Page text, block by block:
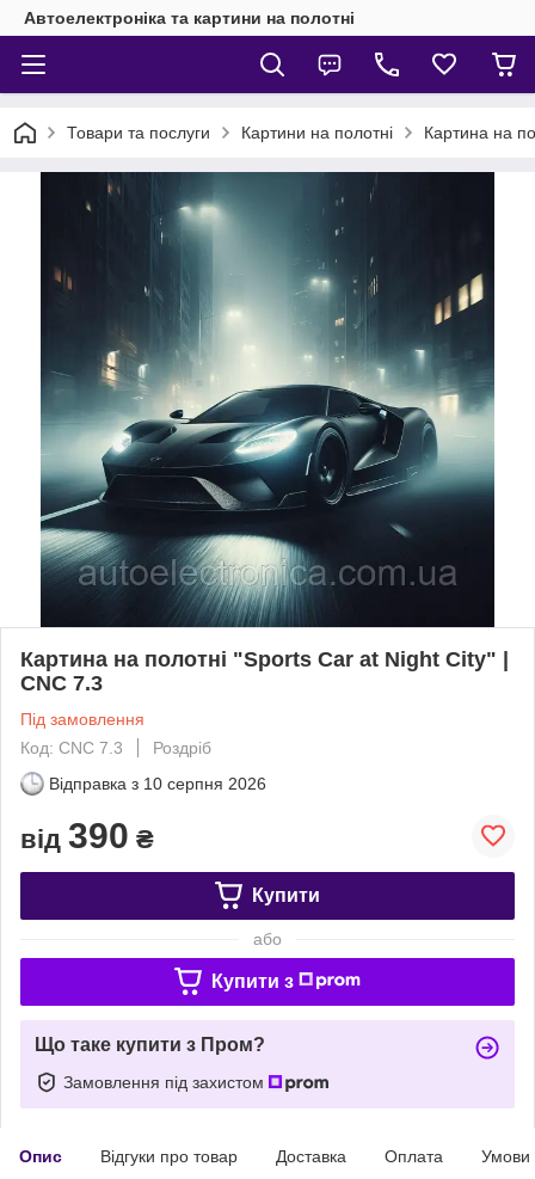
Автоелектроніка та картини на полотні
Товари та послуги Картини на полотні Картина на
Картина на полотні "Sports Car at Night City" |
CNC 7.3
Під замовлення
Код: CNC 7.3
Роздріб
Відправка з 10 серпня 2026
від 390 ₴
Купити
або
Купити з
Що таке купити з Пром?
Замовлення під захистом
Опис Відгуки про товар Доставка Оплата Умови